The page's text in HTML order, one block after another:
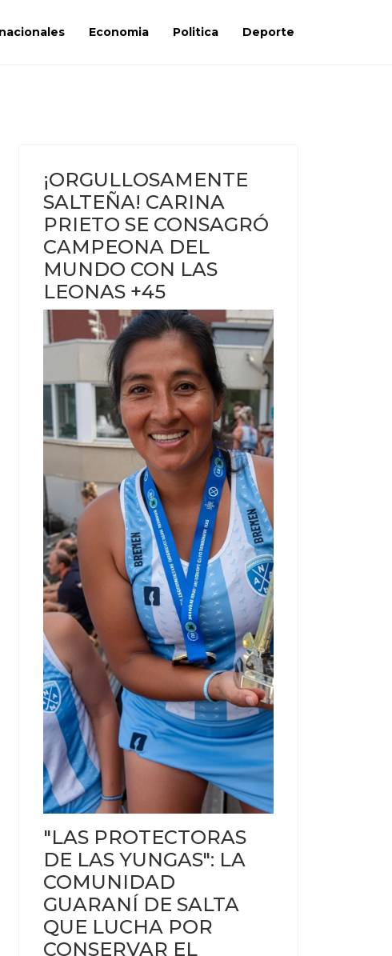
Economia Politica Deporte
sede en apoyo a Cristina
¡ORGULLOSAMENTE
SALTEÑA! CARINA
PRIETO SE CONSAGRÓ
CAMPEONA DEL
MUNDO CON LAS
LEONAS +45
"LAS PROTECTORAS
DE LAS YUNGAS": LA
COMUNIDAD
GUARANÍ DE SALTA
QUE LUCHA POR
CONSERVAR EL